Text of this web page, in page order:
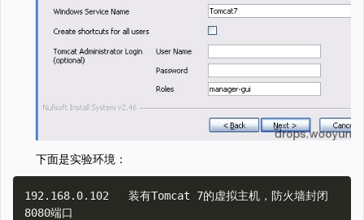
下面是实验环境：
192.168.0.102   装有Tomcat 7的虚拟主机，防火墙封闭
8080端口